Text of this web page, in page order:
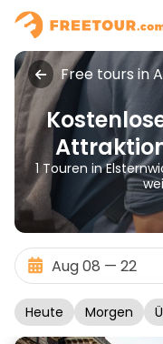
Free tours in
1 Touren in
Heute Morgen